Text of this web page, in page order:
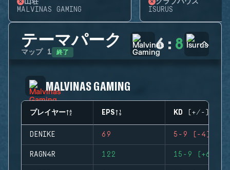
MALVINAS GAMING
ISURUS
テーマパーク
マップ 1 終了 6 : 8
MALVINAS GAMING
プレイヤー EPS KD (+/-)
DENIKE 69 5-9 (-4)
RAGN4R 122 15-9 (+6)